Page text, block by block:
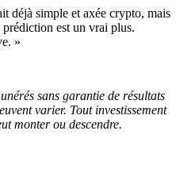
déjà simple et axée crypto, mais
prédiction est un vrai plus.
»
sans garantie de résultats
varier. Tout investissement
monter ou descendre.